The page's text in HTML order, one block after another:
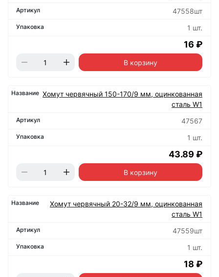
47558шт
1 шт.
16 ₽
В корзину
Хомут червячный 150-170/9 мм, оцинкованная
сталь W1
47567
1 шт.
43.89 ₽
В корзину
Хомут червячный 20-32/9 мм, оцинкованная
сталь W1
47559шт
1 шт.
18 ₽